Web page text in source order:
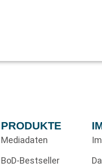
PRODUKTE
Mediadaten
BoD-Bestseller